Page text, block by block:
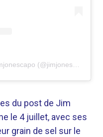
du post de Jim
le 4 juillet, avec ses
grain de sel sur le